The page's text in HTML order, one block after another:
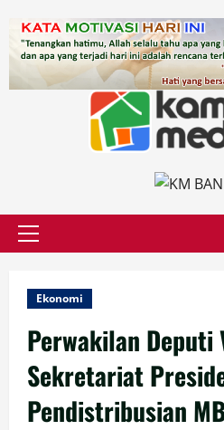
content
Primary
Ekonomi
Perwakilan Deputi
Sekretariat
Pendistribusian